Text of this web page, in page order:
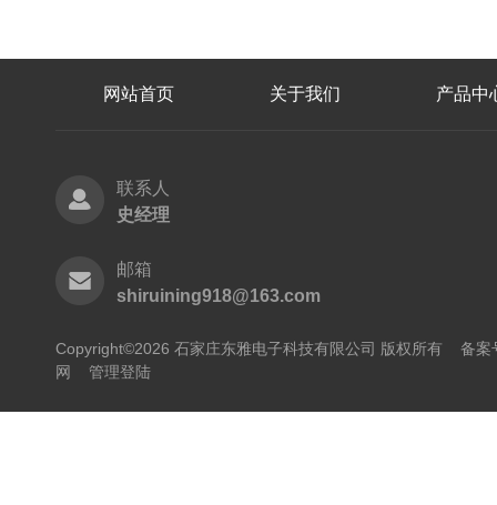
网站首页 关于我们 产品中
联系人
史经理
邮箱
shiruining918@163.com
Copyright©2026 石家庄东雅电子科技有限公司 版权所有 备案
网
管理登陆